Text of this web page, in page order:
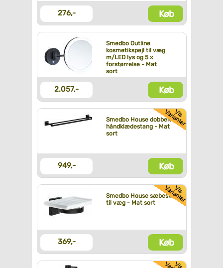
276,- Køb
Smedbo Outline
kosmetikspejl til væg
m/LED lys og 5 x
forstørrelse - Mat
sort
2.057,- Køb
Smedbo House dobbelt
håndklædestang - Mat
sort
949,- Køb
Smedbo House sæbeskål
til væg - Mat sort
369,- Køb